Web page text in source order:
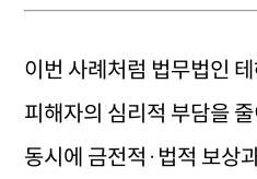
이번 사례처럼 법무법인
피해자의 심리적 부담을
동시에 금전적·법적 보상